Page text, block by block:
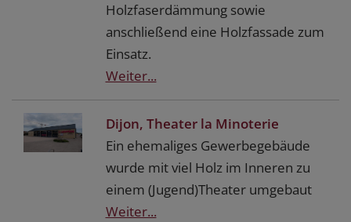
Holzfaserdämmung sowie
anschließend eine Holzfassade zum
Einsatz.
Weiter...
Dijon, Theater la Minoterie
Ein ehemaliges Gewerbegebäude
wurde mit viel Holz im Inneren zu
einem (Jugend)Theater umgebaut
Weiter...